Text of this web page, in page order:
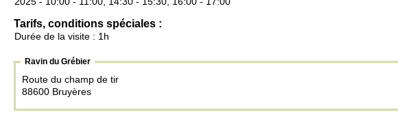
Tarifs, conditions spéciales :
Durée de la visite : 1h
Ravin du Grébier
Route du champ de tir
88600 Bruyères